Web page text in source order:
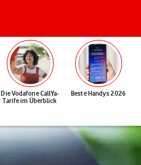
Die Vodafone CallYa-
Tarife im Überblick
Beste Handys 2026